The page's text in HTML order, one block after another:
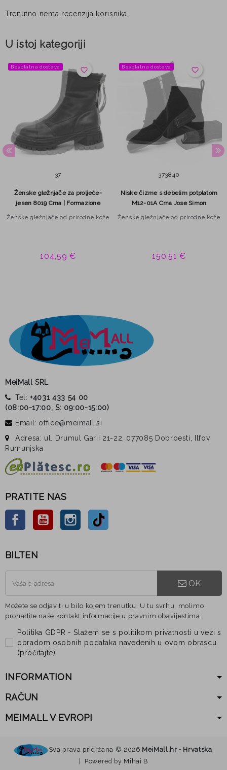
Trenutno nema recenzija korisnika.
U istoj kategoriji
favorite_border
Besplatna dostava
37
Ženske gležnjače za proljeće-
jesen 8019 Crna | Formazione
Ženske gležnjače od prirodne kože
104,59 €
favorite_border
Besplatna dostava
373840
Niske čizme s debelim potplatom
M12-01A Crna Jose Simon
Ženske gležnjače od prirodne kože
150,51 €
MeiMall SRL
Tel:+4031 433 54 00
(08:00-17:00, S: 09:00-15:00)
Email: office@meimall.si
Adresa: ul. Drumul Garii 21-22, 077085 Dobroesti, Ilfov,
Rumunjska
PRATITE NAS
FacebookYouTube Instagram
BILTEN
OK
Možete se odjaviti u bilo kojem trenutku. U tu svrhu, molimo
pronađite naše kontakt informacije u pravnim obavijestima.
Politika GDPR - Slažem se s politikom privatnosti u vezi s
obradom osobnih podataka navedenih u ovom obrascu
(pročitajte)
INFORMATION
RAČUN
MEIMALL V EVROPI
Sva prava pridržana © 2026 MeiMall.hr • Hrvatska
| Powered by Mihai B